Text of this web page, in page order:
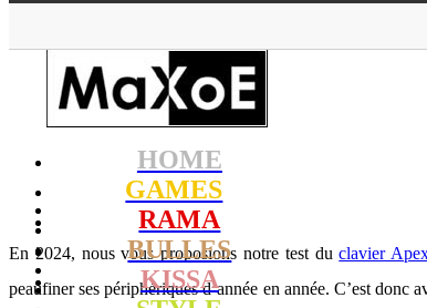
HOME
GAMES
RAMA
BULLES
KISSA
En 2024, nous vous proposions notre test duclavier
peaufiner ses périphériques d’année en année. C’est